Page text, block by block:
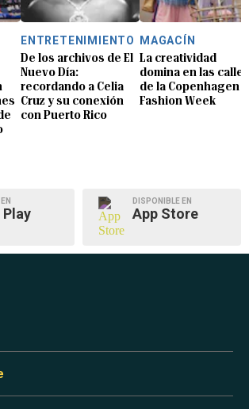
ENTRETENIMIENTO
De los archivos de El
Nuevo Día:
recordando a Celia
Cruz y su conexión
con Puerto Rico
MAGACÍN
La creatividad
domina en las calles
de la Copenhagen
Fashion Week
DISPONIBLE EN
App Store